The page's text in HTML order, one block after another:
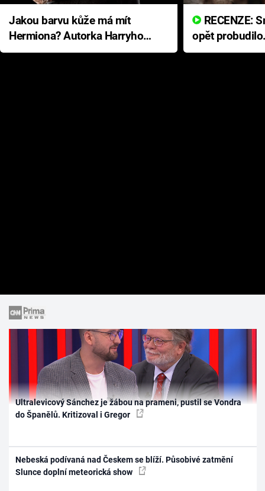
Jakou barvu kůže má mít
Hermiona? Autorka Harryho
Pottera přišla s ráznou
opět
přichází s
Ultralevicový Sánchez je žábou na prameni, pustil se Vondra
do Španělů. Kritizoval i Gregor
Nebeská podívaná nad Českem se blíží. Působivé zatmění
Slunce doplní meteorická show